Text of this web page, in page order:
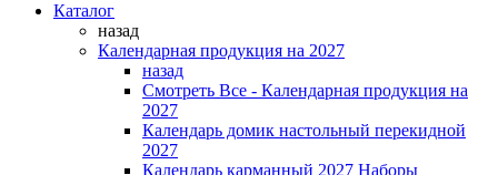
Каталог
назад
Календарная продукция на 2027
назад
Смотреть Все - Календарная продукция на
2027
Календарь домик настольный перекидной
2027
Календарь карманный 2027 Наборы